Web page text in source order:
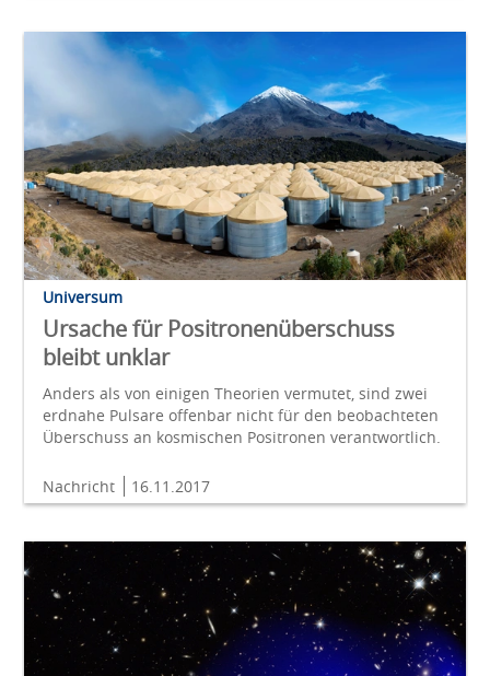
Universum
Ursache für Positronenüberschuss
bleibt unklar
Anders als von einigen Theorien vermutet, sind zwei
erdnahe Pulsare offenbar nicht für den beobachteten
Überschuss an kosmischen Positronen verantwortlich.
Nachricht 16.11.2017